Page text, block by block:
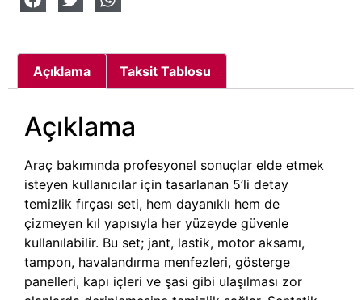
Açıklama Taksit Tablosu
Açıklama
Araç bakımında profesyonel sonuçlar elde etmek
isteyen kullanıcılar için tasarlanan 5’li detay
temizlik fırçası seti, hem dayanıklı hem de
çizmeyen kıl yapısıyla her yüzeyde güvenle
kullanılabilir. Bu set; jant, lastik, motor aksamı,
tampon, havalandırma menfezleri, gösterge
panelleri, kapı içleri ve şasi gibi ulaşılması zor